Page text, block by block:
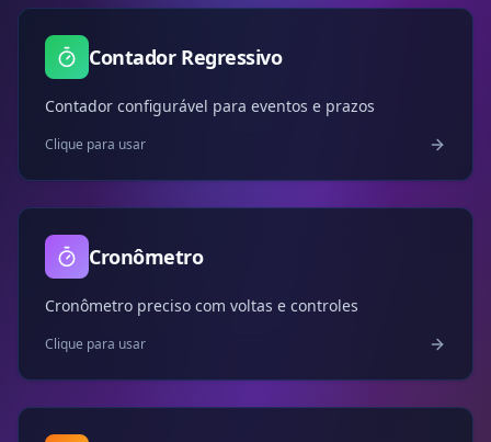
Contador Regressivo
Contador configurável para eventos e prazos
Clique para usar
Cronômetro
Cronômetro preciso com voltas e controles
Clique para usar